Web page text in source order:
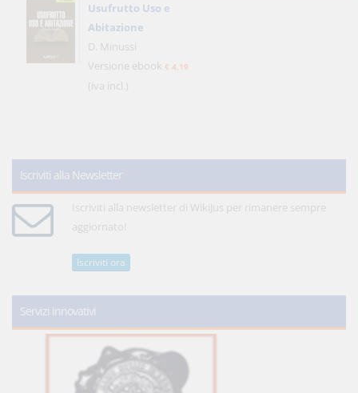
Usufrutto Uso e
Abitazione
D. Minussi
Versione ebook € 4,19
(iva incl.)
Iscriviti alla Newsletter
Iscriviti alla newsletter di WikiJus per rimanere sempre
aggiornato!
Iscriviti ora
Servizi innovativi